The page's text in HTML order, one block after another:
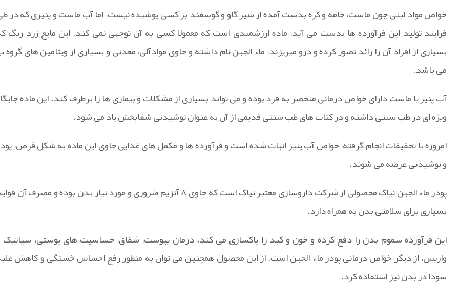
خواص مواد لبنی چون ماست، خامه و کره بدست آمده از شیر گاو و گوسفند بر کسی پوشیده نیست، اما آب ماست و پنیری که در
فرایند تولید این فرآورده ها بدست می آید، ماده ارزشمندی است که معمولا کسی به آن توجهی نمی کند. این مایع زرد رنگ
بسیاری از افراد آن را زائد تصور کرده و درو میریزند، ماء الجبن نام داشته و حاوی موادآلی، معدنی و بسیاری از ویتامین های
می باشد.
آب پنیر یا ماست دارای خواص درمانی منحصر به فرد بوده و می تواند بسیاری از مشکلات و بیماری ها را برطرف کند. این ماده
ویژه ای در طب سنتی داشته و در کتاب های طب سنتی قدیمی از آن به عنوان نوشیدنی شفابخش یاد می شود.
امروزه با تحقیقات انجام گرفته، خواص آب پنیر اثبات شده است و فرآورده ها و مکمل های غذایی حاوی این ماده به شکل قرص،
و نوشیدنی عرضه می شوند.
پودر ماء الجبن نیاک محصولی از شرکت داروسازی معتبر نیاک است که حاوی ۸ آنزیم ضروری و مورد نیاز بدن بوده و مصرف آن
بسیاری برای سلامتی بدن به همراه دارد.
این فرآورده سموم بدن را دفع کرده و خون و کبد را پاکسازی می کند. درمان یبوست، شقاق، حساسیت های پوستی، سیاتیک
واریس، از دیگر خواص درمانی پودر ماء الجبن است. از این محصول همچنین می توان به منظور رفع احساس خستگی و کاهش
سودا در بدن نیز استفاده کرد.